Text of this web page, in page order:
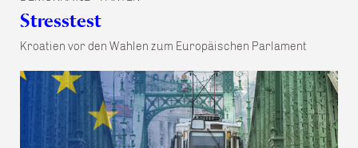
Stresstest
Kroatien vor den Wahlen zum Europäischen Parlament